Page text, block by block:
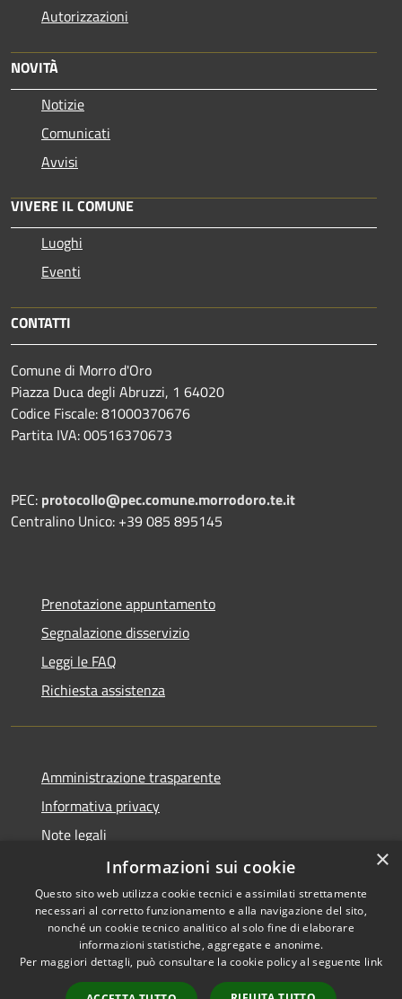
Autorizzazioni
NOVITÀ
Notizie
Comunicati
Avvisi
VIVERE IL COMUNE
Luoghi
Eventi
CONTATTI
Comune di Morro d'Oro
Piazza Duca degli Abruzzi, 1 64020
Codice Fiscale: 81000370676
Partita IVA: 00516370673
PEC: protocollo@pec.comune.morrodoro.te.it
Centralino Unico: +39 085 895145
Prenotazione appuntamento
Segnalazione disservizio
Leggi le FAQ
Richiesta assistenza
Amministrazione trasparente
Informativa privacy
Note legali
Dichiarazione di accessibilità
RSS
Accessibilità
Copyright © 2026 • Comune di
×
Informazioni sui cookie
Questo sito web utilizza cookie tecnici e assimilati strettamente
necessari al corretto funzionamento e alla navigazione del sito,
nonché un cookie tecnico analitico al solo fine di elaborare
informazioni statistiche, aggregate e anonime.
Per maggiori dettagli, può consultare la cookie policy al seguente link